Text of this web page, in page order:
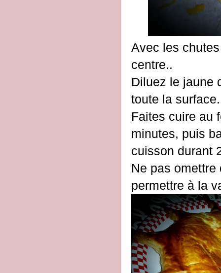
Avec les
centre..
Diluez le jaune
toute la surface.
Faites cuire au
minutes, puis
cuisson durant
Ne pas
permettre à la